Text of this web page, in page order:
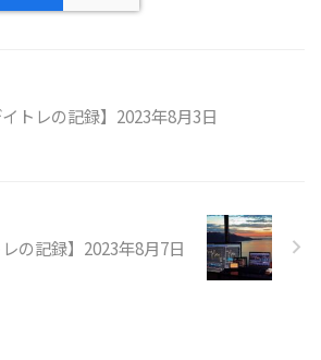
イトレの記録】2023年8月3日
レの記録】2023年8月7日